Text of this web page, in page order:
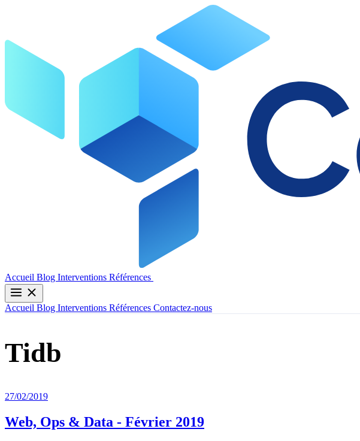
Accueil Blog Interventions Références
Accueil Blog Interventions Références Contactez-nous
Tidb
27/02/2019
Web, Ops & Data - Février 2019